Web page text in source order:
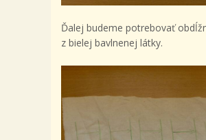
Ďalej budeme potrebovať
z bielej bavlnenej látky.